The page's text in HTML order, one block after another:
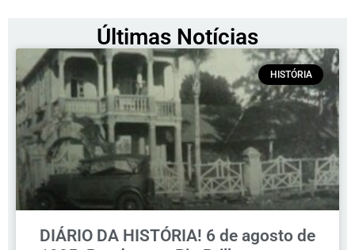
Últimas Notícias
HISTÓRIA
DIÁRIO DA HISTÓRIA! 6 de agosto de